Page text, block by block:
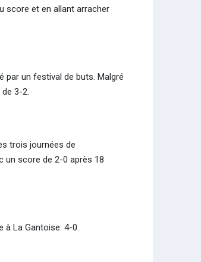
score et en allant arracher
par un festival de buts. Malgré
3-2.
trois journées de
un score de 2-0 après 18
à La Gantoise: 4-0.